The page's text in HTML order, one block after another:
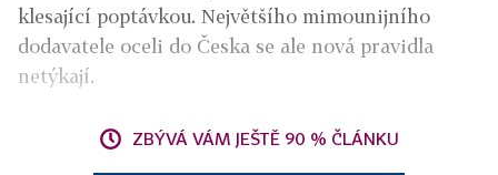
klesající poptávkou. Největšího mimounijního
dodavatele oceli do Česka se ale nová pravidla
netýkají.
ZBÝVÁ VÁM JEŠTĚ 90 % ČLÁNKU